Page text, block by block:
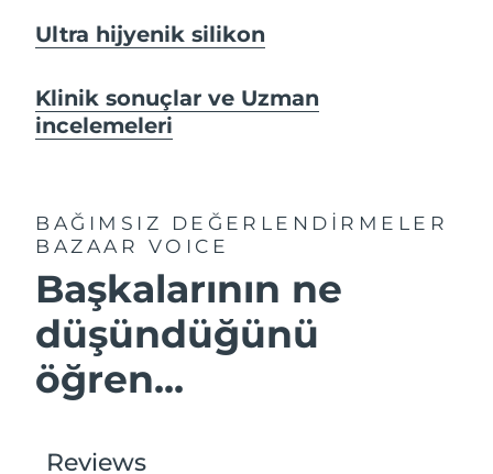
Ultra hijyenik silikon
Klinik sonuçlar ve Uzman
incelemeleri
BAĞIMSIZ DEĞERLENDİRMELER
BAZAAR VOICE
Başkalarının ne
düşündüğünü
öğren...